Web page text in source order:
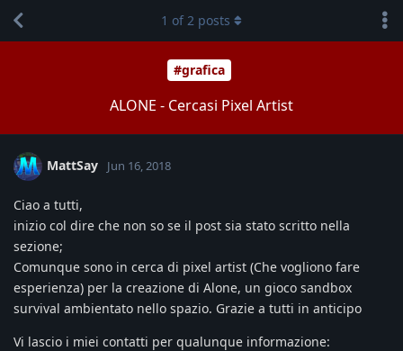
#grafica
ALONE - Cercasi Pixel Artist
1 of2 posts
MattSay Jun 16, 2018
Ciao a tutti,
inizio col dire che non so se il post sia stato scritto nella
sezione;
Comunque sono in cerca di pixel artist (Che vogliono fare
esperienza) per la creazione di Alone, un gioco sandbox
survival ambientato nello spazio. Grazie a tutti in anticipo
Vi lascio i miei contatti per qualunque informazione: